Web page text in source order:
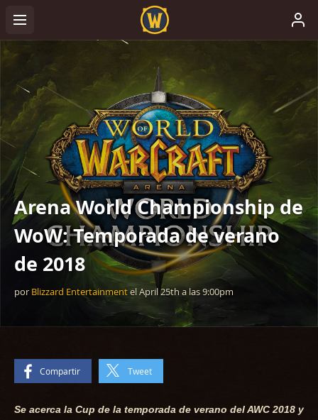
Arena World Championship de
WoW: Temporada de verano
de 2018
por Blizzard EntertainmentelApril 25th a las9:00pm
Compartir Tweet
Se acerca la Cup de la temporada de verano del AWC 2018 y